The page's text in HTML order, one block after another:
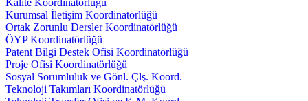
Kalite Koordinatörlüğü
Kurumsal İletişim Koordinatörlüğü
Ortak Zorunlu Dersler Koordinatörlüğü
ÖYP Koordinatörlüğü
Patent Bilgi Destek Ofisi Koordinatörlüğü
Proje Ofisi Koordinatörlüğü
Sosyal Sorumluluk ve Gönl. Çlş. Koord.
Teknoloji Takımları Koordinatörlüğü